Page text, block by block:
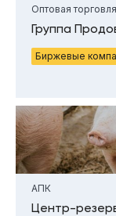
Оптовая торговля
Группа
Биржевые
АПК
Центр-